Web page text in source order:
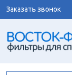
Заказать звонок